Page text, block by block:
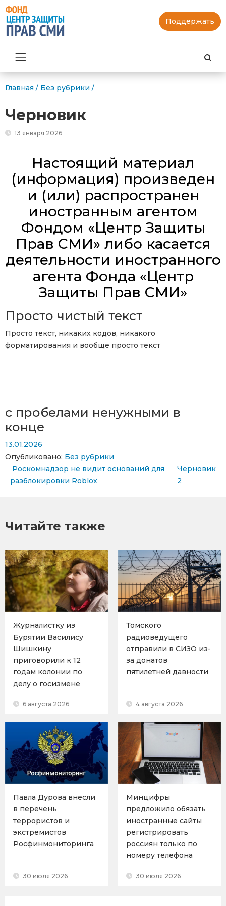
Поддержать
Главная / Без рубрики /
Черновик
13 января 2026
Настоящий материал
(информация) произведен
и (или) распространен
иностранным агентом
Фондом «Центр Защиты
Прав СМИ» либо касается
деятельности иностранного
агента Фонда «Центр
Защиты Прав СМИ»
Просто чистый текст
Просто текст, никаких кодов, никакого
форматирования и вообще просто текст
с пробелами ненужными в
конце
13.01.2026
Опубликовано: Без рубрики
Навигация по записям
Роскомнадзор не видит оснований для
разблокировки Roblox
Черновик
2
Читайте также
Журналистку из
Бурятии Василису
Шишкину
приговорили к 12
годам колонии по
делу о госизмене
6 августа 2026
Томского
радиоведущего
отправили в СИЗО из-
за донатов
пятилетней давности
4 августа 2026
Павла Дурова внесли
в перечень
террористов и
экстремистов
Росфинмониторинга
30 июля 2026
Минцифры
предложило обязать
иностранные сайты
регистрировать
россиян только по
номеру телефона
30 июля 2026